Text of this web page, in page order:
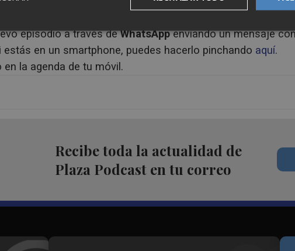
episodio a través deWhatsAppenviando un mensaje
estás en un smartphone, puedes hacerlo pinchando aquí.
la agenda de tu móvil.
Recibe toda la actualidad de
Plaza Podcast en tu correo